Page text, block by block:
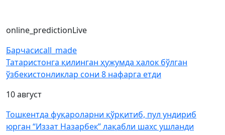
online_predictionLive
Барчасиcall_made
Татаристонга қилинган ҳужумда ҳалок бўлган
ўзбекистонликлар сони 8 нафарга етди
10 август
Тошкентда фуқароларни қўрқитиб, пул ундириб
юрган “Иззат Назарбек” лақабли шахс ушланди